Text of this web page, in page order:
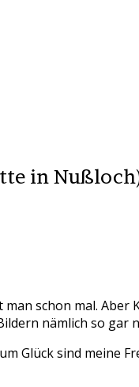
in
schon mal. Aber
nämlich so gar
Glück sind meine